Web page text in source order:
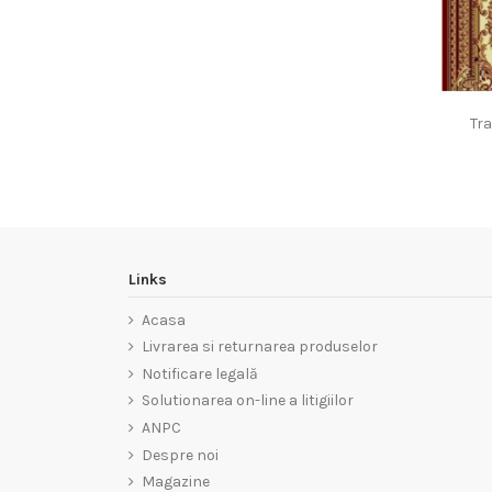
Links
Acasa
Livrarea si returnarea produselor
Notificare legală
Solutionarea on-line a litigiilor
ANPC
Despre noi
Magazine